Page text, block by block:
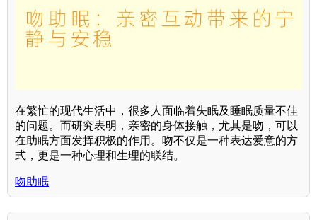
在繁忙的现代生活中，很多人面临着失眠及睡眠质量不佳
的问题。而研究表明，亲密的身体接触，尤其是吻，可以
在助眠方面发挥积极的作用。吻不仅是一种表达爱意的方
式，更是一种心理和生理的联结。
吻助眠